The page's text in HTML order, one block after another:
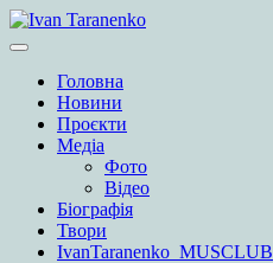
Skip
to
Головна
Новини
Проєкти
Медіа
Фото
Відео
Біографія
Твори
IvanTaranenko_MUSCLUB